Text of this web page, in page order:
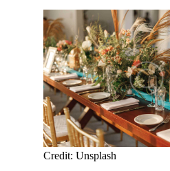
Credit: Unsplash